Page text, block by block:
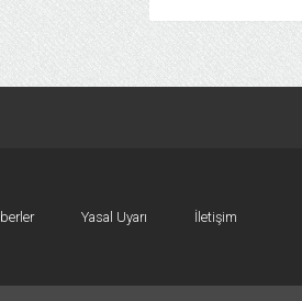
Yasal Uyarı İletişim